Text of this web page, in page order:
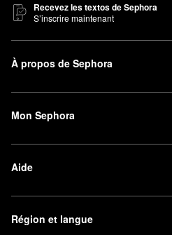
Recevez les textos de Sephora
S’inscrire maintenant
À propos de Sephora
Mon Sephora
Aide
Région et langue